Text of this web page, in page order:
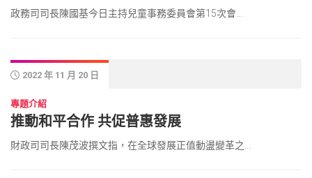
政務司司長陳國基今日主持兒童事務委員會第15次會...
2022 年 11 月 20 日
專題介紹
推動和平合作 共促普惠發展
財政司司長陳茂波撰文指，在全球發展正值動盪變革之...